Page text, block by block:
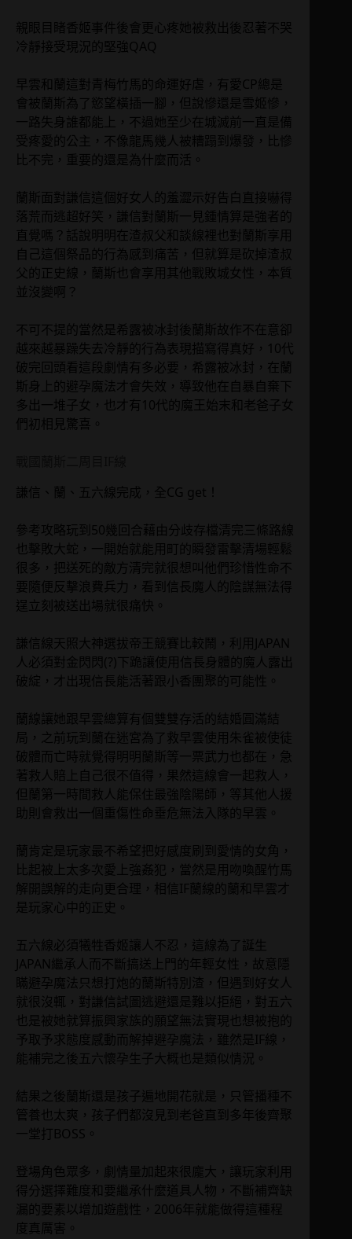
親眼目睹香姬事件後會更心疼她被救出後忍著不哭
冷靜接受現況的堅強QAQ
早雲和蘭這對青梅竹馬的命運好虐，有愛CP總是
會被蘭斯為了慾望橫插一腳，但說慘還是雪姬慘，
一路失身誰都能上，不過她至少在城滅前一直是備
受疼愛的公主，不像龍馬幾人被糟蹋到爆發，比慘
比不完，重要的還是為什麼而活。
蘭斯面對謙信這個好女人的羞澀示好告白直接嚇得
落荒而逃超好笑，謙信對蘭斯一見鍾情算是強者的
直覺嗎？話說明明在渣叔父和談線裡也對蘭斯享用
自己這個祭品的行為感到痛苦，但就算是砍掉渣叔
父的正史線，蘭斯也會享用其他戰敗城女性，本質
並沒變啊？
不可不提的當然是希露被冰封後蘭斯故作不在意卻
越來越暴躁失去冷靜的行為表現描寫得真好，10代
破完回頭看這段劇情有多必要，希露被冰封，在蘭
斯身上的避孕魔法才會失效，導致他在自暴自棄下
多出一堆子女，也才有10代的魔王始末和老爸子女
們初相見驚喜。
謙信、蘭、五六線完成，全CG get！
參考攻略玩到50幾回合藉由分歧存檔清完三條路線
也擊敗大蛇，一開始就能用町的瞬發雷擊清場輕鬆
很多，把送死的敵方清完就很想叫他們珍惜性命不
要隨便反擊浪費兵力，看到信長魔人的陰謀無法得
逞立刻被送出場就很痛快。
謙信線天照大神選拔帝王競賽比較鬧，利用JAPAN
人必須對金閃閃(?)下跪讓使用信長身體的魔人露出
破綻，才出現信長能活著跟小香團聚的可能性。
蘭線讓她跟早雲總算有個雙雙存活的結婚圓滿結
局，之前玩到蘭在迷宮為了救早雲使用朱雀被使徒
破體而亡時就覺得明明蘭斯等一票武力也都在，急
著救人賠上自己很不值得，果然這線會一起救人，
但蘭第一時間救人能保住最強陰陽師，等其他人援
助則會救出一個重傷性命垂危無法入隊的早雲。
蘭肯定是玩家最不希望把好感度刷到愛情的女角，
比起被上太多次愛上強姦犯，當然是用吻喚醒竹馬
解開誤解的走向更合理，相信IF蘭線的蘭和早雲才
是玩家心中的正史。
五六線必須犧牲香姬讓人不忍，這線為了誕生
JAPAN繼承人而不斷搞送上門的年輕女性，故意隱
瞞避孕魔法只想打炮的蘭斯特別渣，但遇到好女人
就很沒輒，對謙信試圖逃避還是難以拒絕，對五六
也是被她就算振興家族的願望無法實現也想被抱的
予取予求態度感動而解掉避孕魔法，雖然是IF線，
能補完之後五六懷孕生子大概也是類似情況。
結果之後蘭斯還是孩子遍地開花就是，只管播種不
管養也太爽，孩子們都沒見到老爸直到多年後齊聚
一堂打BOSS。
登場角色眾多，劇情量加起來很龐大，讓玩家利用
得分選擇難度和要繼承什麼道具人物，不斷補齊缺
漏的要素以增加遊戲性，2006年就能做得這種程
度真厲害。